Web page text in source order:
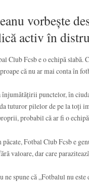
vorbește
activ în
Club Fcsb e o echipă slabă.
că nu ar mai conta în
punctelor, în
tuturor pilelor de pe la toți
probabil că ar fi o
păcate, Fotbal Club Fcsb e
valoare, dar care
ne spune că „Fotbalul nu